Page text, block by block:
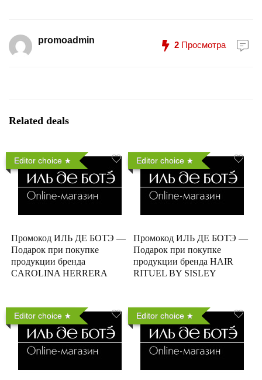
promoadmin 2 Просмотра
Related deals
Editor choice
Промокод ИЛЬ ДЕ БОТЭ —
Подарок при покупке
продукции бренда
CAROLINA HERRERA
Editor choice
Промокод ИЛЬ ДЕ БОТЭ —
Подарок при покупке
продукции бренда HAIR
RITUEL BY SISLEY
Editor choice Editor choice